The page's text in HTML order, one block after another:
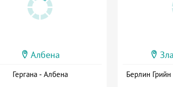
Албена
Гергана - Албена Берлин